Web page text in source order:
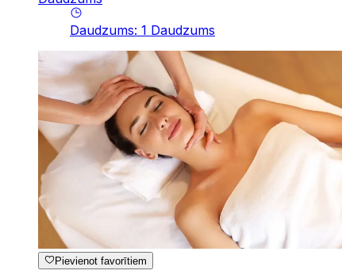
Daudzums: 1 Daudzums
Pievienot favorītiem